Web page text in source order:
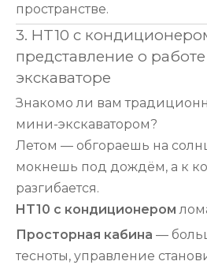
пространстве.
3. HT10 с
представление о
экскаваторе
Знакомо ли вам
мини-экскаватором?
Летом — обгораешь на
мокнешь под дождём, а к
разгибается.
HT10 с кондиционером
Просторная кабина —
тесноты, управление